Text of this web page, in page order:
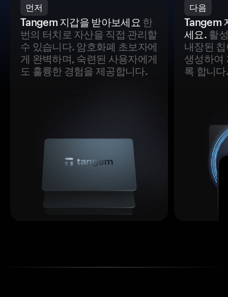
먼저
Tangem 지갑을 받아보세요 한
번의 터치로 자산을 직접 관리할
수 있습니다. 암호화폐 초보자에
게 완벽하며, 숙련된 사용자에게
도 훌륭한 경험을 제공합니다.
다음
Tangem
세요.활
내장된
생성하여
록 합니다.